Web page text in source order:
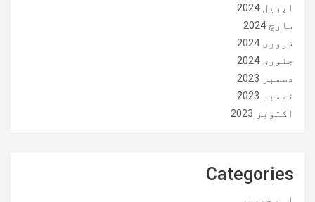
اپریل 2024
مارچ 2024
فروری 2024
جنوری 2024
دسمبر 2023
نومبر 2023
اکتوبر 2023
Categories